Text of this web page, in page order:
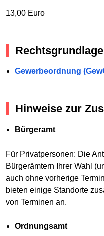
13,00 Euro
Gewerbeordnung
Hinweise zur
Bürgeramt
Für Privatpersonen: Die
Bürgerämtern Ihrer Wahl
auch ohne vorherige
bieten einige Standorte
von Terminen an.
Ordnungsamt